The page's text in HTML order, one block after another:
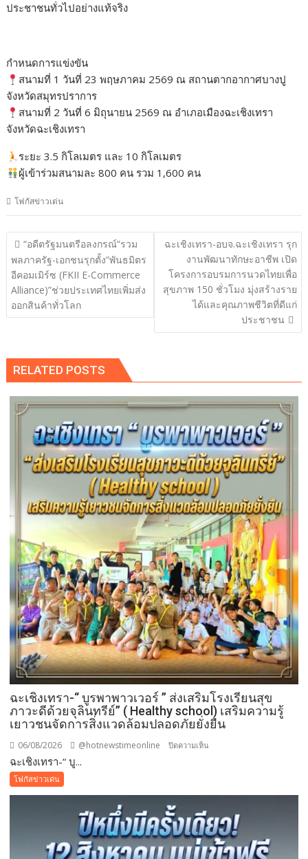
ประชาชนทั่วไปอย่างแท้จริง
กำหนดการแข่งขัน
สนามที่ 1 วันที่ 23 พฤษภาคม 2569 ณ สถานตากอากาศบางปู
จังหวัดสมุทรปราการ
สนามที่ 2 วันที่ 6 มิถุนายน 2569 ณ อำเภอเมืองฉะเชิงเทรา
จังหวัดฉะเชิงเทรา
ระยะ 3.5 กิโลเมตร และ 10 กิโลเมตร
ผู้เข้าร่วมสนามละ 800 คน รวม 1,600 คน
โฟกัสข่าวเด่น
แนะแนว
เรื่อง
“อดีตรัฐมนตรีอลงกรณ์“รวม
พลภาครัฐ-เอกชนรุกตั้ง”พันธมิตร
อีคอมเมิร์ซ (FKII E-Commerce
Alliance)”ช่วยประเทศไทยเพิ่มส่ง
ออกสินค้าทั่วโลก
ฉะเชิงเทรา-อบจ.ฉะเชิงเทรา รุก
งานพัฒนาทักษะอาชีพ เปิด
โครงการอบรมการนวดไทยเพื่อ
สุขภาพ 150 ชั่วโมง มุ่งสร้างราย
ได้และคุณภาพชีวิตที่ดีแก่
ประชาชน
RELATED POSTS
ฉะเชิงเทรา-​“ บูรพาพาวเวอร์ ” ส่งเสริมโรงเรียนสุข
ภาวะดีด้วยจุลินทรีย์” ( Healthy school) เสริมความรู้
เยาวชนจัดการสิ่งแวดล้อมปลอดภัยยั่งยืน
06/08/2026 @hotnewstimeonline ปิดความเห็น
พา
ว
เวอร์
ฉะเชิงเทรา-​“ บู...
โฟกัสข่าวเด่น